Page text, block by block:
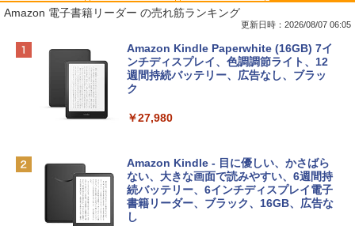
Apple 2026 MacBook Neo A18 Proチッ
プ搭載13インチノートブック：AIとAppl
e Intelligence、Liquid Retinaディスプ
レイ、8GBメモリ、512GB SSD、1080p
ィゴ + 3年延長 AppleCare+ for 13インチ
￥162,598
tomtoc 360°保護 15.6 16インチ パソコ
ンケース Dell NEC Lavie ASUS HP dyna
Robloxギフトカード - 800 Robux 【限
定バーチャルアイテムを含む】 【オンラ
インゲームコード】 ロブロックス | オン
ラインコード版
￥1,300
Microsoft Office Home & Business 202
4(最新 永続版)|オンラインコード版|Wind
ows11、10/mac対応|PC2台
￥39,582
生成AIパスポート公式テキスト 第４版
￥1,766
出す プロンプトの言葉 AI画像生成シリー
ズ (はぴーイラストLabo)
￥480
Amazon 電子書籍リーダー の売れ筋ランキング
更新日時：2026/08/07 06:05
Amazon Kindle Paperwhite (16GB) 7イ
ンチディスプレイ、色調調節ライト、12
週間持続バッテリー、広告なし、ブラッ
ク
￥27,980
Amazon Kindle - 目に優しい、かさばら
ない、大きな画面で読みやすい、6週間持
続バッテリー、6インチディスプレイ電子
書籍リーダー、ブラック、16GB、広告な
し